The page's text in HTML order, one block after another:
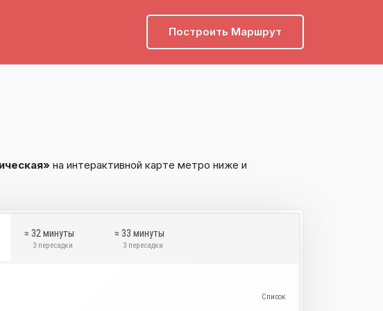
Построить Маршрут
на интерактивной карте метро ниже и
≈ 32 минуты
3 пересадки
≈ 33 минуты
3 пересадки